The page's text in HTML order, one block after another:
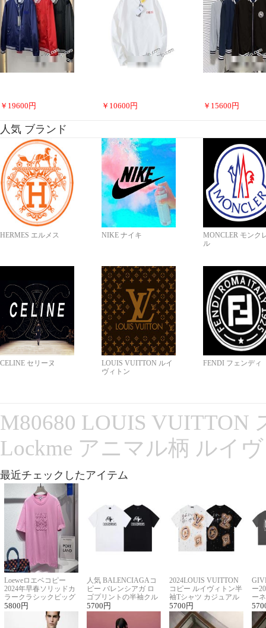
￥ 19600 円 ￥ 10600 円 ￥ 15600 円
人気 ブランド
HERMES エルメス NIKE ナイキ
MONCLER モンク
ル
CELINE セリーヌ
LOUIS VUITTON ルイ
ヴィトン
FENDI フェンディ
M80680 LOUIS VUITTON
Lockme アニマル柄 ルイ
最近チェックしたアイテム
Loeweロエベコピー
2024年早春ソリッドカ
ラークラシックビッグ
ロゴ刺繍Tシャツ
5800 円
人気 BALENCIAGAコ
ピー バレンシアガ ロ
ゴプリントの半袖クル
ーネックTシャツ
5700 円
2024LOUIS VUITTON
コピー ルイヴィトン半
袖Tシャツ カジュアル
に馴染む 2色展開
5700 円
ー
ー
ー